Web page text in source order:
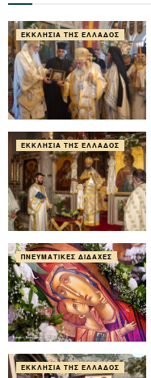
ΕΚΚΛΗΣΊΑ ΤΗΣ ΕΛΛΆΔΟΣ
ΕΚΚΛΗΣΊΑ ΤΗΣ ΕΛΛΆΔΟΣ
ΠΝΕΥΜΑΤΙΚΈΣ ΔΙΔΑΧΈΣ
ΕΚΚΛΗΣΊΑ ΤΗΣ ΕΛΛΆΔΟΣ